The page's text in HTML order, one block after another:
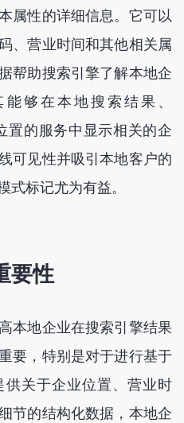
属性的详细信息。它可以
、营业时间和其他相关属
帮助搜索引擎了解本地企
够在本地搜索结果、
置的服务中显示相关的企
可见性并吸引本地客户的
式标记尤为有益。
要性
本地企业在搜索引擎结果
要，特别是对于进行基于
关于企业位置、营业时
节的结构化数据，本地企